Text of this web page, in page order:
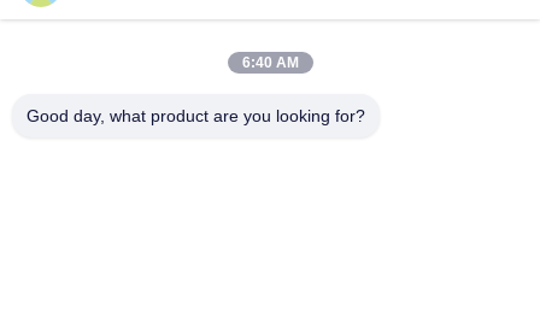
ETIQUETAS
peças sobresselentes de Samsung
substituição de tela de lcd do telefone
Exposição do LCD do telemóvel
6:40 AM
Good day, what product are you looking for?